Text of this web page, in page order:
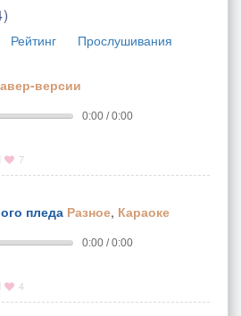
Рейтинг Прослушивания
версии
0:00 / 0:00
7
пледа Разное, Караоке
0:00 / 0:00
4